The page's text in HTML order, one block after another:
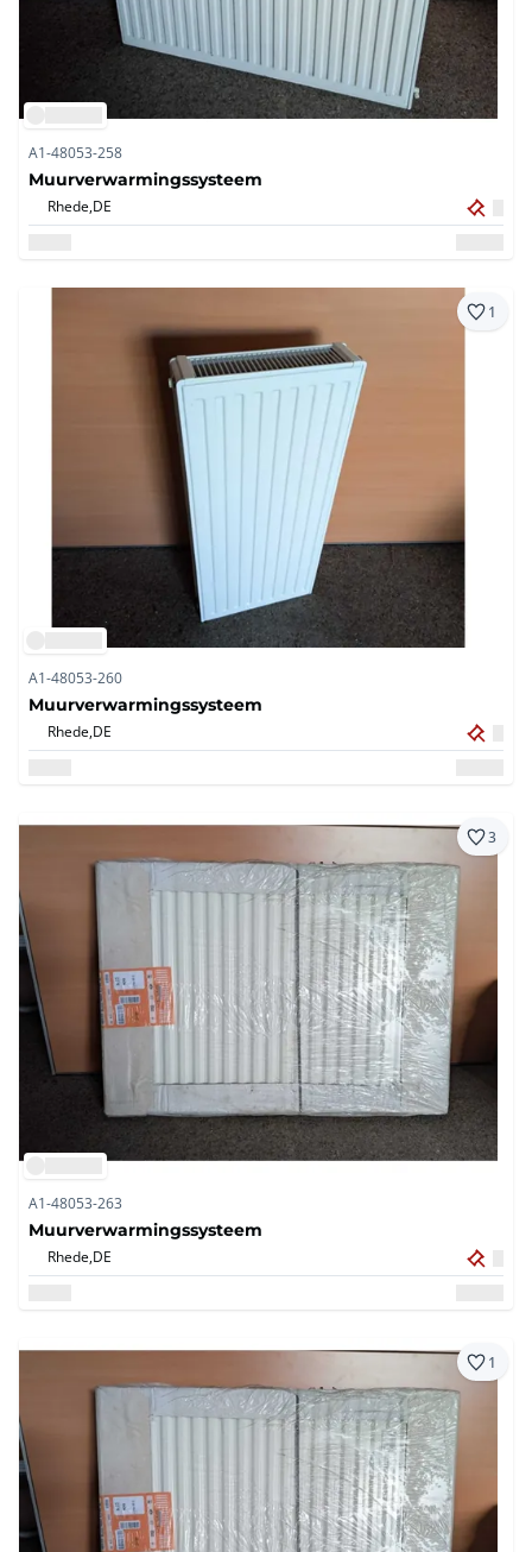
A1-48053-258
Muurverwarmingssysteem
Rhede,DE
1
A1-48053-260
Muurverwarmingssysteem
Rhede,DE
3
A1-48053-263
Muurverwarmingssysteem
Rhede,DE
1